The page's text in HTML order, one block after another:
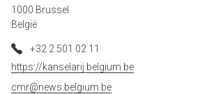
1000 Brussel
België
+32 2 501 02 11
https://kanselarij.belgium.be
cmr@news.belgium.be